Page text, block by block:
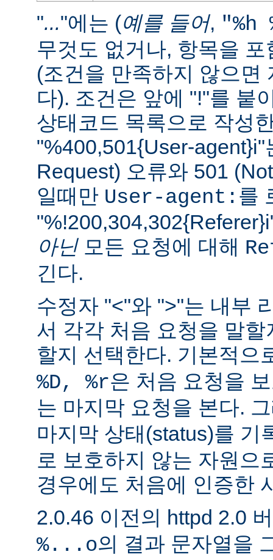
"..."에는 (예를 들어, "%h
무것도 없거나, 항목을
(조건을 만족하지 않으면
다). 조건은 앞에 "!"를 붙
상태코드 목록으로 작성
"%400,501{User-agent}i"
Request) 오류와 501
일때만 User-agent: 를
아닌모든 요청에 대해
긴다.
수정자 "<"와 ">"는 내부
서 각각 처음 요청을 말
할지 선택한다. 기본적으
%D, %r은 처음 요청을
는 마지막 요청을 본다.
마지막 상태(status)를 기
로 보호하지 않는 자원으
경우에도 처음에 인증한
2.0.46 이전의 httpd 2.0
%...o의 결과 문자열을